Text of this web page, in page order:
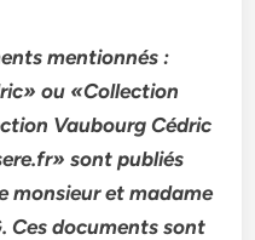
mentionnés :
ou «Collection
Vaubourg Cédric
sont publiés
monsieur et madame
Ces documents sont